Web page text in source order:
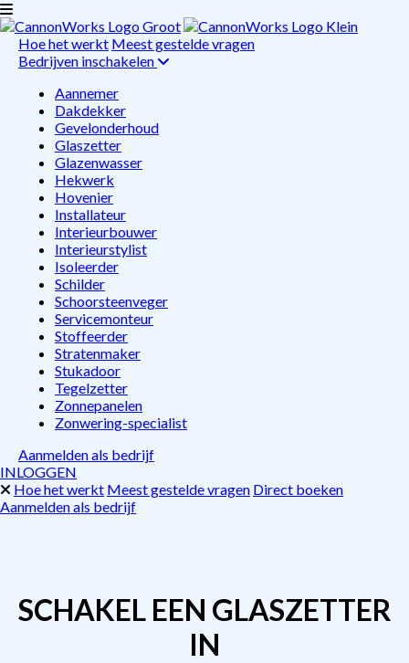
Hoe het werkt Meest gestelde vragen
Bedrijven inschakelen
Aannemer
Dakdekker
Gevelonderhoud
Glaszetter
Glazenwasser
Hekwerk
Hovenier
Installateur
Interieurbouwer
Interieurstylist
Isoleerder
Schilder
Schoorsteenveger
Servicemonteur
Stoffeerder
Stratenmaker
Stukadoor
Tegelzetter
Zonnepanelen
Zonwering-specialist
Aanmelden als bedrijf
INLOGGEN
Hoe het werkt Meest gestelde vragen Direct boeken
Aanmelden als bedrijf
SCHAKEL EEN GLASZETTER
IN